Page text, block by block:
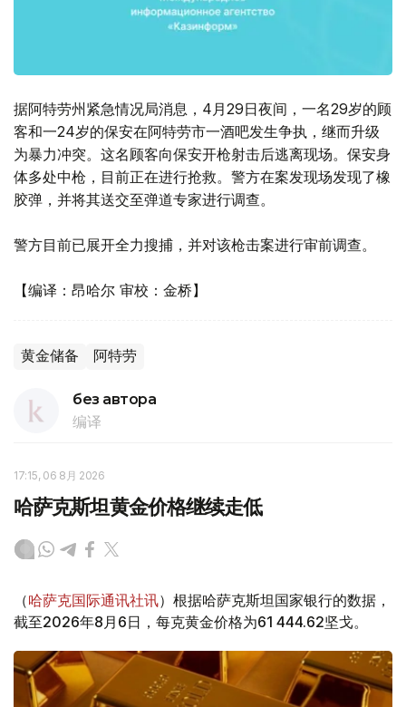
据阿特劳州紧急情况局消息，4月29日夜间，一名29岁的顾
客和一24岁的保安在阿特劳市一酒吧发生争执，继而升级
为暴力冲突。这名顾客向保安开枪射击后逃离现场。保安身
体多处中枪，目前正在进行抢救。警方在案发现场发现了橡
胶弹，并将其送交至弹道专家进行调查。
警方目前已展开全力搜捕，并对该枪击案进行审前调查。
【编译：昂哈尔 审校：金桥】
黄金储备 阿特劳
без автора
编译
17:15, 06 8月 2026
哈萨克斯坦黄金价格继续走低
（哈萨克国际通讯社讯）根据哈萨克斯坦国家银行的数据，
截至2026年8月6日，每克黄金价格为61 444.62坚戈。